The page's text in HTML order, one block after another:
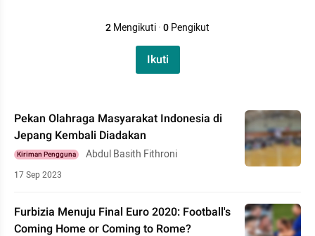
2Mengikuti·0Pengikut
Ikuti
Pekan Olahraga Masyarakat Indonesia di
Jepang Kembali Diadakan
Kiriman Pengguna Abdul Basith Fithroni
17 Sep 2023
Furbizia Menuju Final Euro 2020: Football's
Coming Home or Coming to Rome?